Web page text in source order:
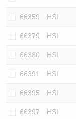
66359 HSI
66379 HSI
66380 HSI
66391 HSI
66395 HSI
66397 HSI